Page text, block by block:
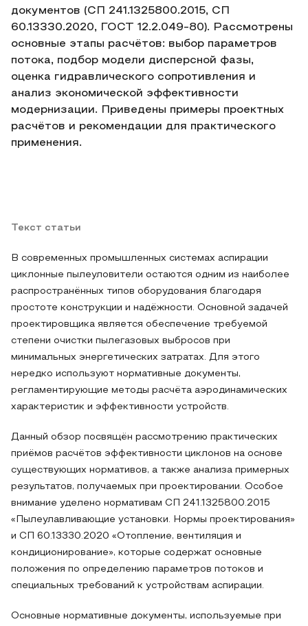
документов (СП 241.1325800.2015, СП
60.13330.2020, ГОСТ 12.2.049‑80). Рассмотрены
основные этапы расчётов: выбор параметров
потока, подбор модели дисперсной фазы,
оценка гидравлического сопротивления и
анализ экономической эффективности
модернизации. Приведены примеры проектных
расчётов и рекомендации для практического
применения.
Текст статьи
В современных промышленных системах аспирации
циклонные пылеуловители остаются одним из наиболее
распространённых типов оборудования благодаря
простоте конструкции и надёжности. Основной задачей
проектировщика является обеспечение требуемой
степени очистки пылегазовых выбросов при
минимальных энергетических затратах. Для этого
нередко используют нормативные документы,
регламентирующие методы расчёта аэродинамических
характеристик и эффективности устройств.
Данный обзор посвящён рассмотрению практических
приёмов расчётов эффективности циклонов на основе
существующих нормативов, а также анализа примерных
результатов, получаемых при проектировании. Особое
внимание уделено нормативам СП 241.1325800.2015
«Пылеулавливающие установки. Нормы проектирования»
и СП 60.13330.2020 «Отопление, вентиляция и
кондиционирование», которые содержат основные
положения по определению параметров потоков и
специальных требований к устройствам аспирации.
Основные нормативные документы, используемые при